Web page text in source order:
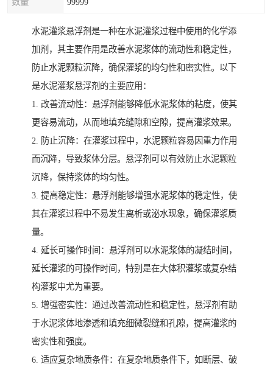
水泥灌浆悬浮剂是一种在水泥灌浆过程中使用的化学添
加剂，其主要作用是改善水泥浆体的流动性和稳定性，
防止水泥颗粒沉降，确保灌浆的均匀性和密实性。以下
是水泥灌浆悬浮剂的主要应用：
1. 改善流动性：悬浮剂能够降低水泥浆体的粘度，使其
更容易流动，从而地填充缝隙和空隙，提高灌浆效果。
2. 防止沉降：在灌浆过程中，水泥颗粒容易因重力作用
而沉降，导致浆体分层。悬浮剂可以有效防止水泥颗粒
沉降，保持浆体的均匀性。
3. 提高稳定性：悬浮剂能够增强水泥浆体的稳定性，使
其在灌浆过程中不易发生离析或泌水现象，确保灌浆质
量。
4. 延长可操作时间：悬浮剂可以水泥浆体的凝结时间，
延长灌浆的可操作时间，特别是在大体积灌浆或复杂结
构灌浆中尤为重要。
5. 增强密实性：通过改善流动性和稳定性，悬浮剂有助
于水泥浆体地渗透和填充细微裂缝和孔隙，提高灌浆的
密实性和强度。
6. 适应复杂地质条件：在复杂地质条件下，如断层、破